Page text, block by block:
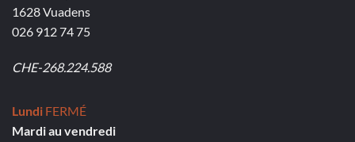
1628 Vuadens
026 912 74 75
CHE-268.224.588
Lundi FERMÉ
Mardi au vendredi